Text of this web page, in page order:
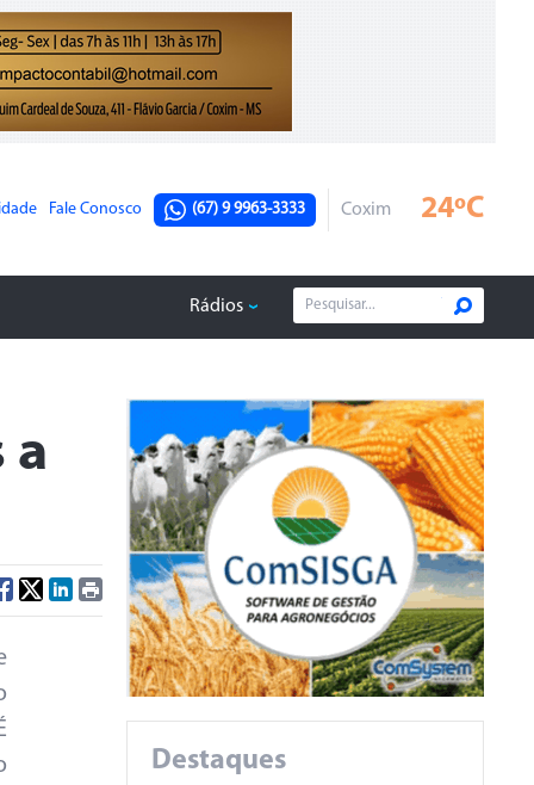
Fale Conosco (67) 9 9963-3333 Coxim 24ºC
Rádios
a
Destaques